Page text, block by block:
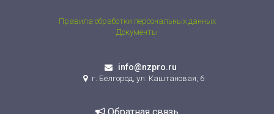
Правила обработки персональных данных
Документы
info@nzpro.ru
г. Белгород, ул. Каштановая, 6
Обратная связь